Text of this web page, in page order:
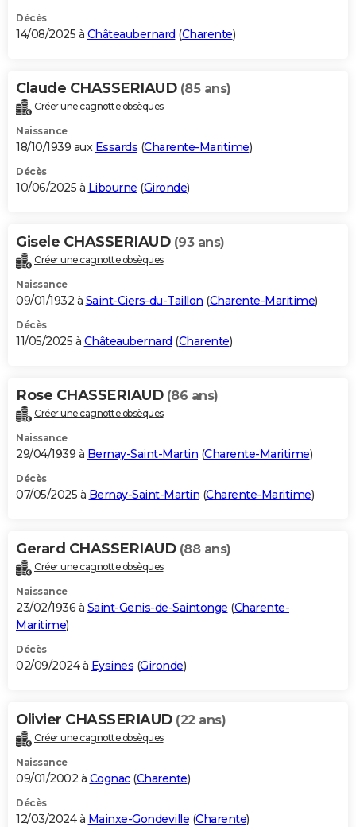
Décès
14/08/2025 à Châteaubernard (Charente)
Claude CHASSERIAUD (85 ans)
Créer une cagnotte obsèques
Naissance
18/10/1939 aux Essards (Charente-Maritime)
Décès
10/06/2025 à Libourne (Gironde)
Gisele CHASSERIAUD (93 ans)
Créer une cagnotte obsèques
Naissance
09/01/1932 à Saint-Ciers-du-Taillon (Charente-Maritime)
Décès
11/05/2025 à Châteaubernard (Charente)
Rose CHASSERIAUD (86 ans)
Créer une cagnotte obsèques
Naissance
29/04/1939 à Bernay-Saint-Martin (Charente-Maritime)
Décès
07/05/2025 à Bernay-Saint-Martin (Charente-Maritime)
Gerard CHASSERIAUD (88 ans)
Créer une cagnotte obsèques
Naissance
23/02/1936 à Saint-Genis-de-Saintonge (Charente-
Maritime)
Décès
02/09/2024 à Eysines (Gironde)
Olivier CHASSERIAUD (22 ans)
Créer une cagnotte obsèques
Naissance
09/01/2002 à Cognac(Charente)
Décès
12/03/2024 à Mainxe-Gondeville (Charente)